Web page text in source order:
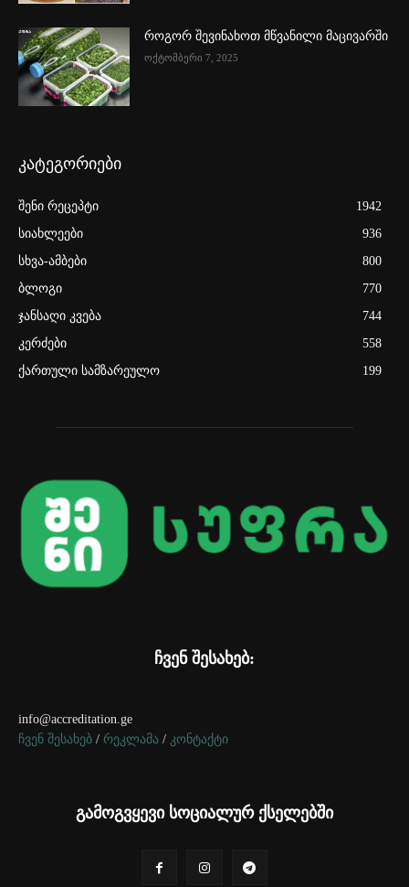
როგორ შევინახოთ მწვანილი მაცივარში
ოქტომბერი 7, 2025
კატეგორიები
შენი რეცეპტი
1942
სიახლეები
936
სხვა-ამბები
800
ბლოგი
770
ჯანსაღი კვება
744
კერძები
558
ქართული სამზარეულო
199
ჩვენ შესახებ:
info@accreditation.ge
ჩვენ შესახებ / რეკლამა / კონტაქტი
გამოგვყევი სოციალურ ქსელებში